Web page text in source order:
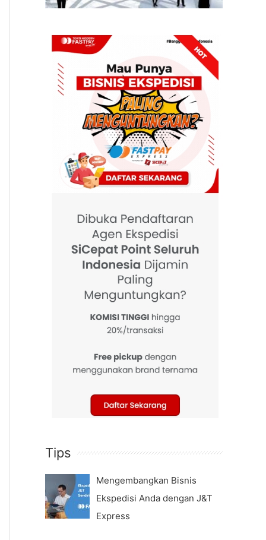
Tips
Mengembangkan Bisnis
Ekspedisi Anda dengan J&T
Express